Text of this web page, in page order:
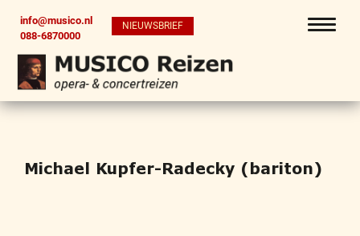
info@musico.nl
088-6870000
NIEUWSBRIEF
Michael Kupfer-Radecky (bariton)